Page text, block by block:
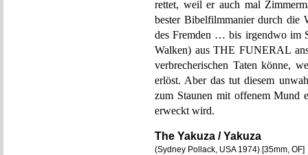
rettet, weil er auch mal
bester Bibelfilmmanier durch die
des Fremden … bis irgendwo im
Walken) aus THE FUNERAL
verbrecherischen Taten könne,
erlöst. Aber das tut diesem
zum Staunen mit offenem
erweckt wird.
The Yakuza / Yakuza
(Sydney Pollack, USA 1974) [35mm, OF]